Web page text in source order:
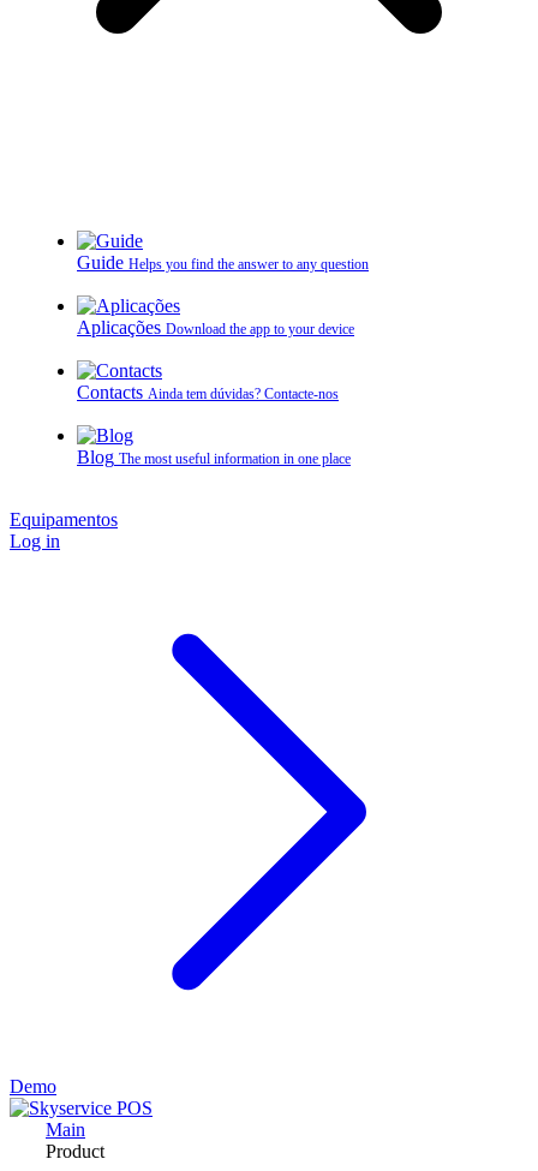
Guide Helps you find the answer to any question
Aplicações Download the app to your device
Contacts Ainda tem dúvidas? Contacte‑nos
Blog The most useful information in one place
Equipamentos
Log in
Demo
Main
Product